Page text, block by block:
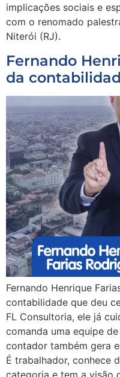
implicações sociais e
com o renomado
Niterói (RJ).
Fernando
da
Fernando Henrique
contabilidade que deu
FL Consultoria, ele já
comanda uma equipe
contador também gera
É trabalhador, conhece
categoria e tem a visão